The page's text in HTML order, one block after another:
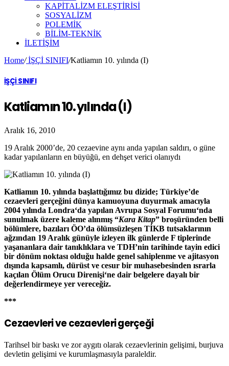
KAPİTALİZM ELEŞTİRİSİ
SOSYALİZM
POLEMİK
BİLİM-TEKNİK
ILETIŞIM
Home/İŞÇİ SINIFI/Katliamın 10. yılında (I)
İŞÇİ SINIFI
Katliamın 10. yılında (I)
Aralık 16, 2010
19 Aralık 2000’de, 20 cezaevine aynı anda yapılan saldırı, o güne
kadar yapılanların en büyüğü, en dehşet verici olanıydı
Katliamın 10. yılında başlattığımız bu dizide; Türkiye’de
cezaevleri gerçeğini dünya kamuoyuna duyurmak amacıyla
2004 yılında Londra‘da yapılan Avrupa Sosyal Forumu‘nda
sunulmak üzere kaleme alınmış “Kara Kitap” broşüründen belli
bölümlere, bazıları ÖO’da ölümsüzleşen TİKB tutsaklarının
ağzından 19 Aralık günüyle izleyen ilk günlerde F tiplerinde
yaşananlara dair tanıklıklara ve TDH’nin tarihinde tayin edici
bir dönüm noktası olduğu halde genel sahiplenme ve ajitasyon
dışında kapsamlı, dürüst ve cesur bir muhasebesinden ısrarla
kaçılan Ölüm Orucu Direnişi‘ne dair belgelere dayalı bir
değerlendirmeye yer vereceğiz.
***
Cezaevleri ve cezaevleri gerçeği
Tarihsel bir baskı ve zor aygıtı olarak cezaevlerinin gelişimi, burjuva
devletin gelişimi ve kurumlaşmasıyla paraleldir.